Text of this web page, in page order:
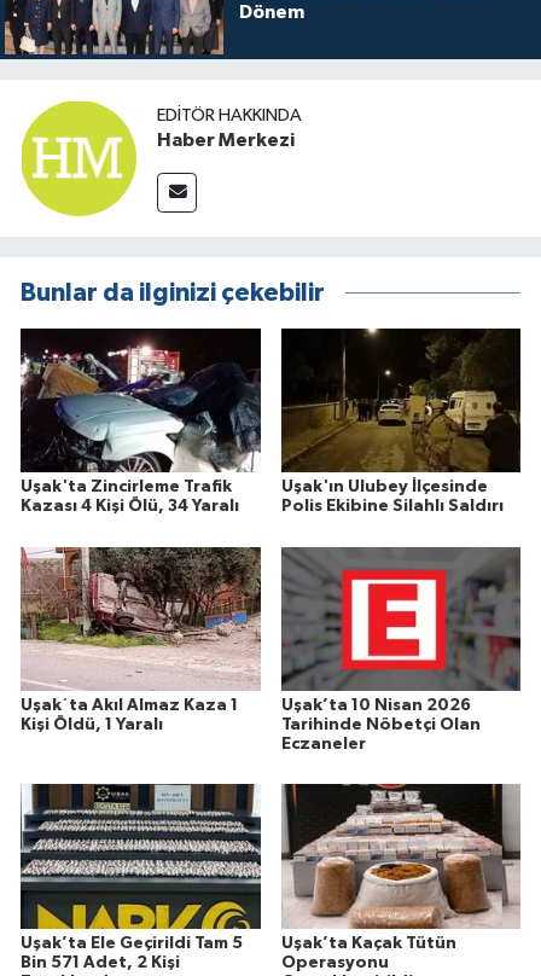
Dönem
EDITÖR HAKKINDA
Haber Merkezi
Bunlar da ilginizi çekebilir
Uşak'ta Zincirleme Trafik
Kazası 4 Kişi Ölü, 34 Yaralı
Uşak'ın Ulubey İlçesinde
Polis Ekibine Silahlı Saldırı
Uşak´ta Akıl Almaz Kaza 1
Kişi Öldü, 1 Yaralı
Uşak’ta 10 Nisan 2026
Tarihinde Nöbetçi Olan
Eczaneler
Uşak’ta Ele Geçirildi Tam 5
Bin 571 Adet, 2 Kişi
Uşak’ta Kaçak Tütün
Operasyonu